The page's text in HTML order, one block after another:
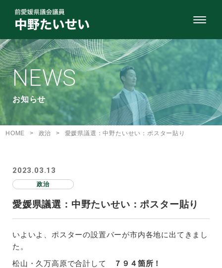
NEWS
お知らせ
HOME > 政治 > 愛媛県議選：中野たいせい：ポスター貼り
2023.03.13
政治
愛媛県議選：中野たいせい：ポスター貼り
いよいよ、ポスターの設置バーが市内各地に出てきまし
た。
松山・久万高原で合計して
７９４箇所！